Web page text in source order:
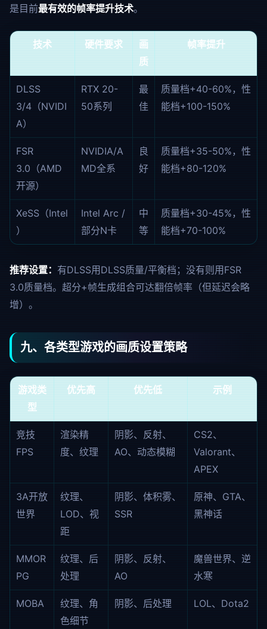
是目前最有效的帧率提升技术。
技术 硬件要求
画
质
帧率提升
DLSS
3/4（NVIDI
A）
RTX 20-
50系列
最
佳
质量档+40-60%，性
能档+100-150%
FSR
3.0（AMD
开源）
NVIDIA/A
MD全系
良
好
质量档+35-50%，性
能档+80-120%
XeSS（Intel
）
Intel Arc /
部分N卡
中
等
质量档+30-45%，性
能档+70-100%
推荐设置： 有DLSS用DLSS质量/平衡档；没有则用FSR
3.0质量档。超分+帧生成组合可达翻倍帧率（但延迟会略
增）。
九、各类型游戏的画质设置策略
游戏类
型
优先高 优先低 示例
竞技
FPS
渲染精
度、纹理
阴影、反射、
AO、动态模糊
CS2、
Valorant、
APEX
3A开放
世界
纹理、
LOD、视
距
阴影、体积雾、
SSR
原神、GTA、
黑神话
MMOR
PG
纹理、后
处理
阴影、反射、
AO
魔兽世界、逆
水寒
MOBA
纹理、角
色细节
阴影、后处理 LOL、Dota2